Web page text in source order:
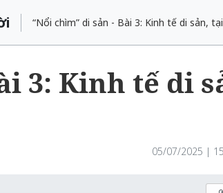
“Nổi chìm” di sản - Bài 3: Kinh tế di sản,
3: Kinh tế di
05/07/2025 |